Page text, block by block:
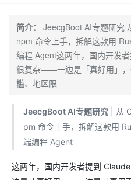
简介：
JeecgBoot AI专题研究
npm 命令上手，拆解这款用
编程 Agent这两年，国内开发
很复杂——一边是「真好用」
槛、地区限
JeecgBoot AI专题研究 | 从
pm 命令上手，拆解这款用
端编程 Agent
这两年，国内开发者提到